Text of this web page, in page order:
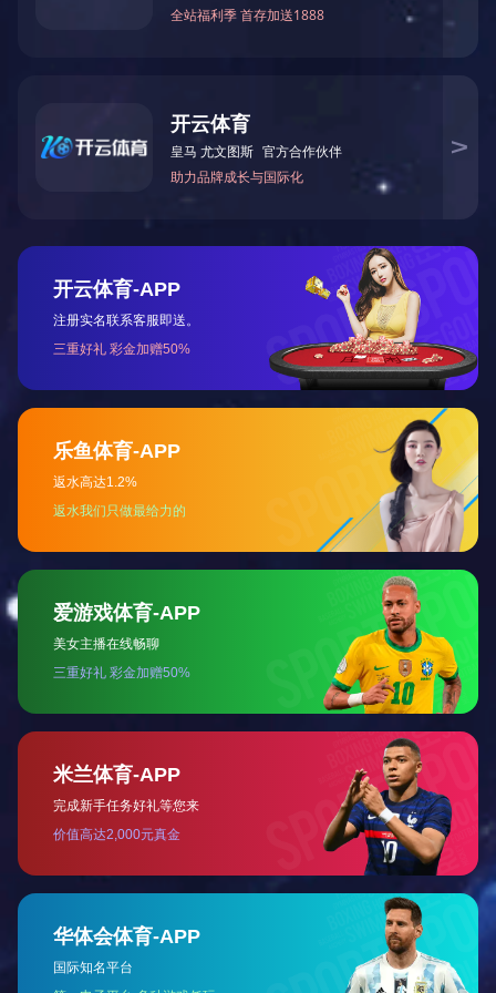
产品介绍
钢丝封条JCCS106
JCCS101 JCCS103
材质 ABS A3钢丝绳
锁体尺寸
12
31.5*9.5* 18.85*12.9*5.23 22.8810.2*9
直径
打标方式 激光打标
拉力 >1.6KN >3.5KN
用途 油罐锁 超市、石油、集装箱、
红、黄、橙、
钢丝绳材
质